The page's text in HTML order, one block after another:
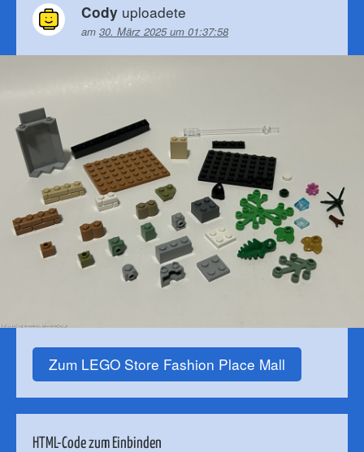
Cody uploadete
am 30. März 2025 um 01:37:58
Zum LEGO Store Fashion Place Mall
HTML-Code zum Einbinden